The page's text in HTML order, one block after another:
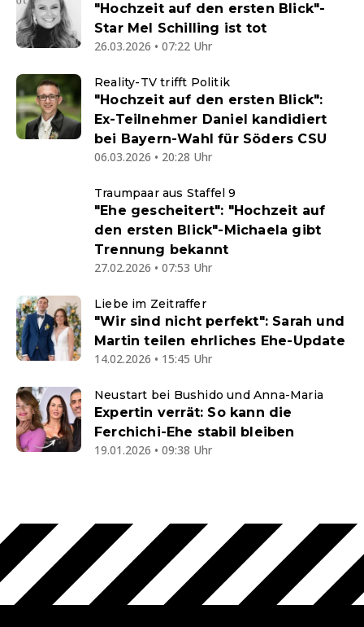
"Hochzeit auf den ersten Blick"-
Star Mel Schilling ist tot
26.03.2026 • 07:22 Uhr
Reality-TV trifft Politik
"Hochzeit auf den ersten Blick":
Ex-Teilnehmer Daniel kandidiert
bei Bayern-Wahl für Söders CSU
06.03.2026 • 20:28 Uhr
Traumpaar aus Staffel 9
"Ehe gescheitert": "Hochzeit auf
den ersten Blick"-Michaela gibt
Trennung bekannt
27.02.2026 • 07:53 Uhr
Liebe im Zeitraffer
"Wir sind nicht perfekt": Sarah und
Martin teilen ehrliches Ehe-Update
14.02.2026 • 15:45 Uhr
Neustart bei Bushido und Anna-Maria
Expertin verrät: So kann die
Ferchichi-Ehe stabil bleiben
19.01.2026 • 09:38 Uhr